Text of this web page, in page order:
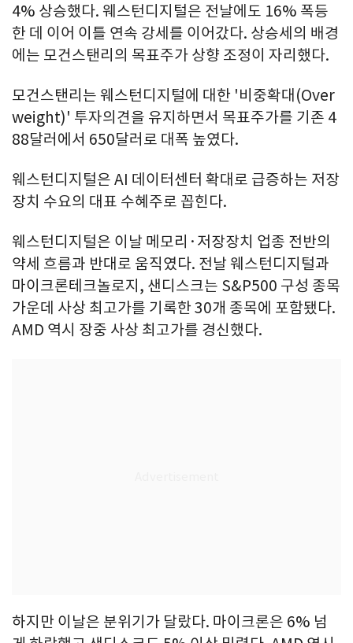
4% 상승했다. 웨스턴디지털은 전날에도 16% 폭등
한 데 이어 이틀 연속 강세를 이어갔다. 상승세의 배경
에는 모건스탠리의 목표주가 상향 조정이 자리했다.
모건스탠리는 웨스턴디지털에 대한 '비중확대(Over
weight)' 투자의견을 유지하면서 목표주가를 기존 4
88달러에서 650달러로 대폭 높였다.
웨스턴디지털은 AI 데이터센터 확대로 급증하는 저장
장치 수요의 대표 수혜주로 꼽힌다.
웨스턴디지털은 이날 메모리·저장장치 업종 전반의
약세 흐름과 반대로 움직였다. 전날 웨스턴디지털과
마이크론테크놀로지, 샌디스크는 S&P500 구성 종목
가운데 사상 최고가를 기록한 30개 종목에 포함됐다.
AMD 역시 장중 사상 최고가를 경신했다.
하지만 이날은 분위기가 달랐다. 마이크론은 6% 넘